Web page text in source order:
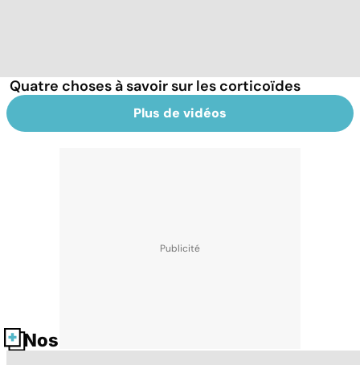
Quatre choses à savoir sur les corticoïdes
Plus de vidéos
Nos fiches santé